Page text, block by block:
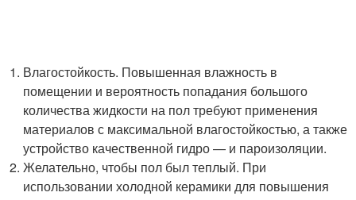
Влагостойкость. Повышенная влажность в
помещении и вероятность попадания большого
количества жидкости на пол требуют применения
материалов с максимальной влагостойкостью, а также
устройство качественной гидро — и пароизоляции.
Желательно, чтобы пол был теплый. При
использовании холодной керамики для повышения